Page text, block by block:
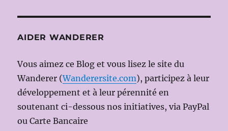
AIDER WANDERER
Vous aimez ce Blog et vous lisez le site du
Wanderer (Wanderersite.com), participez à leur
développement et à leur pérennité en
soutenant ci-dessous nos initiatives, via PayPal
ou Carte Bancaire